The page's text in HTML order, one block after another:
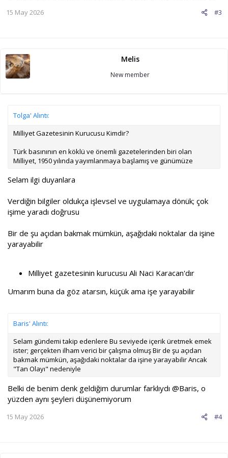
#3
15 May 2026
Melis
New member
Tolga' Alıntı:
Milliyet Gazetesinin Kurucusu Kimdir?
Türk basınının en köklü ve önemli gazetelerinden biri olan
Milliyet, 1950 yılında yayımlanmaya başlamış ve günümüze
Selam ilgi duyanlara
Verdiğin bilgiler oldukça işlevsel ve uygulamaya dönük; çok
işime yaradı doğrusu
Bir de şu açıdan bakmak mümkün, aşağıdaki noktalar da işine
yarayabilir
Milliyet gazetesinin kurucusu Ali Naci Karacan'dır
Umarım buna da göz atarsın, küçük ama işe yarayabilir
Baris' Alıntı:
Selam gündemi takip edenlere Bu seviyede içerik üretmek emek
ister; gerçekten ilham verici bir çalışma olmuş Bir de şu açıdan
bakmak mümkün, aşağıdaki noktalar da işine yarayabilir Ancak
"Tan Olayı" nedeniyle
Belki de benim denk geldiğim durumlar farklıydı @Baris, o
yüzden aynı şeyleri düşünemiyorum
#4
15 May 2026